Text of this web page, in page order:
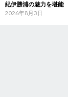
紀伊勝浦の魅力を堪能
2026年8月3日